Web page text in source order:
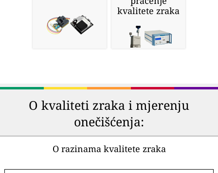
kvalitete zraka
O kvaliteti zraka i mjerenju
onečišćenja:
O razinama kvalitete zraka